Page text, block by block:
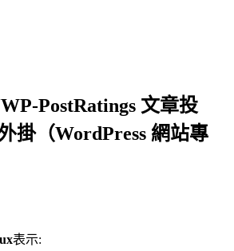
PostRatings 文章投
掛（WordPress 網站專
表示: